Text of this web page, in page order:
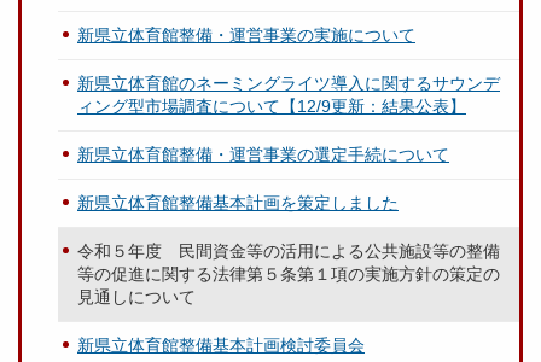
新県立体育館整備・運営事業の実施について
新県立体育館のネーミングライツ導入に関するサウンデ
ィング型市場調査について【12/9更新：結果公表】
新県立体育館整備・運営事業の選定手続について
新県立体育館整備基本計画を策定しました
令和５年度 民間資金等の活用による公共施設等の整備
等の促進に関する法律第５条第１項の実施方針の策定の
見通しについて
新県立体育館整備基本計画検討委員会